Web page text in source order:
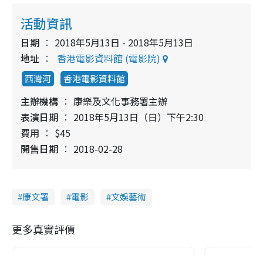
活動資訊
日期
2018年5月13日 - 2018年5月13日
地址
香港電影資料館 (電影院)
西灣河 香港電影資料館
主辦機構
康樂及文化事務署主辦
表演日期
2018年5月13日（日）下午2:30
費用
$45
開售日期
2018-02-28
康文署 電影 文娛藝術
更多真實評價